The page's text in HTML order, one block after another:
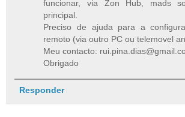
funcionar, via Zon Hub, mads
principal.
Preciso de ajuda para a
remoto (via outro PC ou telemovel
Meu contacto:
Obrigado
Responder